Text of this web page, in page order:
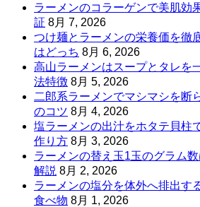
ラーメンのコラーゲンで美肌効
証 8月 7, 2026
つけ麺とラーメンの栄養価を徹
はどっち 8月 6, 2026
高山ラーメンはスープとタレを
法特徴 8月 5, 2026
二郎系ラーメンでマシマシを断
のコツ 8月 4, 2026
塩ラーメンの出汁をホタテ貝柱
作り方 8月 3, 2026
ラーメンの替え玉1玉のグラム
解説 8月 2, 2026
ラーメンの塩分を体外へ排出す
食べ物 8月 1, 2026